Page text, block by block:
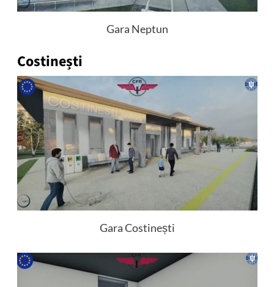
Gara Neptun
Costinești
Gara Costinești